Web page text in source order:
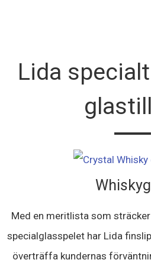
Lida
Med en meritlista som
specialglasspelet har Lida
överträffa kundernas